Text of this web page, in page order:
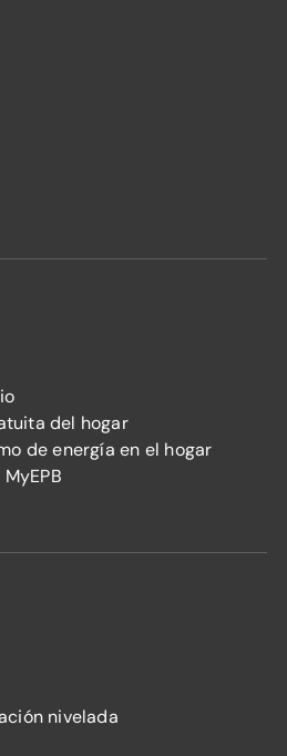
del hogar
de energía en el hogar
nivelada